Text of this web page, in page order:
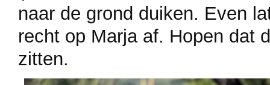
naar de grond duiken. Even
recht op Marja af. Hopen dat
zitten.